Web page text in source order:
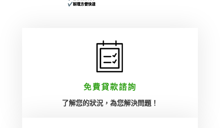
免費貸款諮詢
了解您的狀況，為您解決問題！